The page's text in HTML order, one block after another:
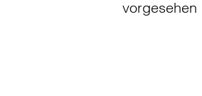
vorgesehen